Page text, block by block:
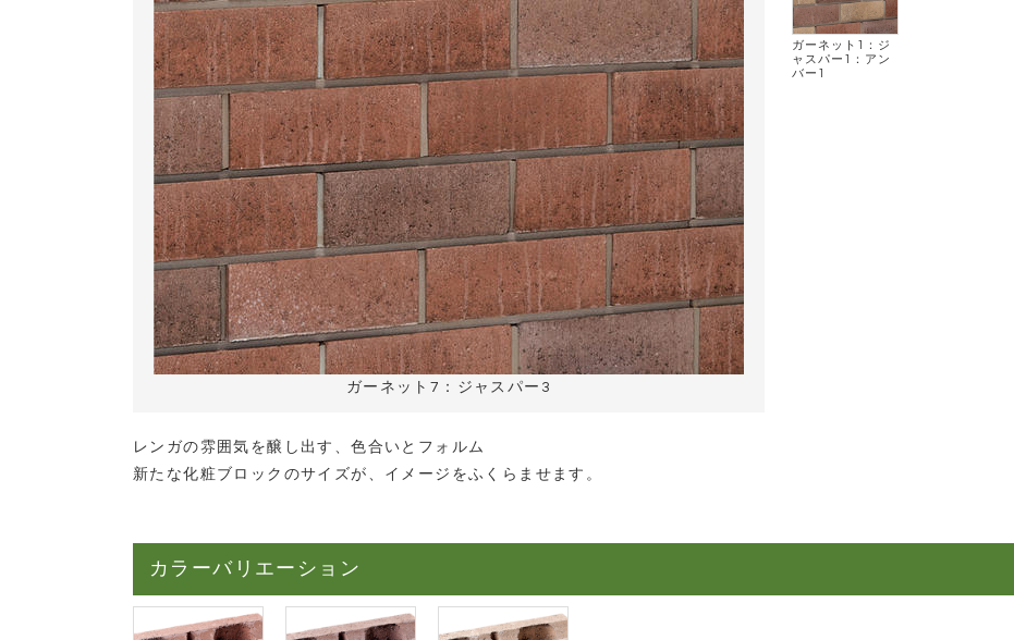
ガーネット7：ジャスパー3
ガーネット1：ジ
ャスパー1：アン
バー1
レンガの雰囲気を醸し出す、色合いとフォルム
新たな化粧ブロックのサイズが、イメージをふくらませます。
カラーバリエーション